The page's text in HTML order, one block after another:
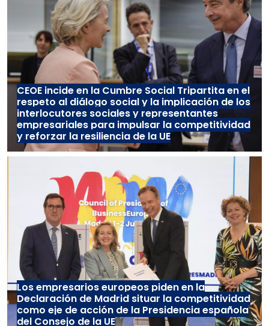
CEOE incide en la Cumbre Social Tripartita en el
respeto al diálogo social y la implicación de los
interlocutores sociales y representantes
empresariales para impulsar la competitividad
y reforzar la resiliencia de la UE
Los empresarios europeos piden en la
Declaración de Madrid situar la competitividad
como eje de acción de la Presidencia española
del Consejo de la UE